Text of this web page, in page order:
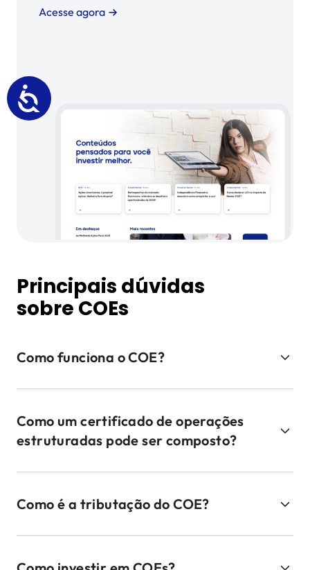
Acesse agora
Principais dúvidas
sobre COEs
Como funciona o COE?
Como um certificado de operações
estruturadas pode ser composto?
Como é a tributação do COE?